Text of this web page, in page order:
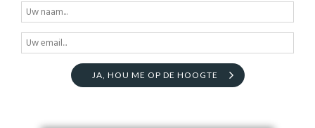
JA, HOU ME OP DE HOOGTE